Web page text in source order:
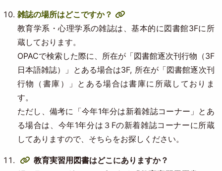
雑誌の場所はどこですか？
教育学系・心理学系の雑誌は、基本的に図書館3Fに所
蔵しております。
OPACで検索した際に、所在が「図書館逐次刊行物（3F
日本語雑誌）」とある場合は3F, 所在が「図書館逐次刊
行物（書庫）」とある場合は書庫に所蔵しておりま
す。
ただし、備考に「今年1年分は新着雑誌コーナー」とあ
る場合は、今年1年分は３Fの新着雑誌コーナーに所蔵
してありますので、そちらをお探しください。
教育実習用図書はどこにありますか？